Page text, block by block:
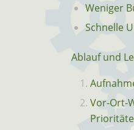
Weniger
Schnelle
Ablauf und
Vor-Ort-